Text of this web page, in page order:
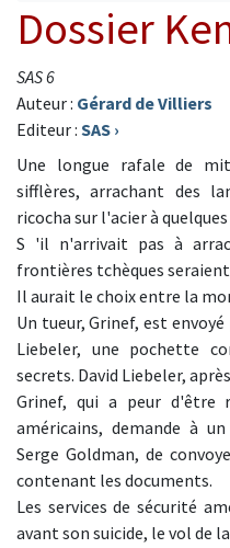
Dossier
SAS 6
Auteur : Gérard de Villiers
Editeur : SAS ›
Une longue rafale de
sifflères, arrachant des
ricocha sur l'acier à
S 'il n'arrivait pas à
frontières tchèques
Il aurait le choix entre la
Un tueur, Grinef, est
Liebeler, une pochette
secrets. David Liebeler,
Grinef, qui a peur d'être
américains, demande à
Serge Goldman, de
contenant les documents.
Les services de sécurité
avant son suicide, le vol de